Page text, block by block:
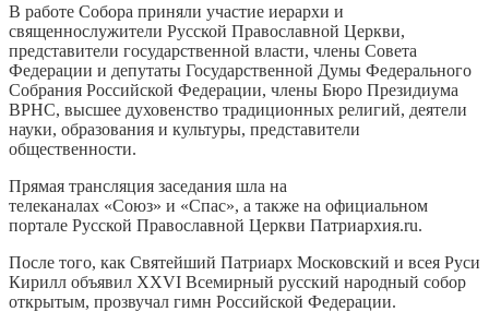
В работе Собора приняли участие иерархи и
священнослужители Русской Православной Церкви,
представители государственной власти, члены Совета
Федерации и депутаты Государственной Думы Федерального
Собрания Российской Федерации, члены Бюро Президиума
ВРНС, высшее духовенство традиционных религий, деятели
науки, образования и культуры, представители
общественности.
Прямая трансляция заседания шла на
телеканалах «Союз» и «Спас», а также на официальном
портале Русской Православной Церкви Патриархия.ru.
После того, как Святейший Патриарх Московский и всея Руси
Кирилл объявил XXVI Всемирный русский народный собор
открытым, прозвучал гимн Российской Федерации.